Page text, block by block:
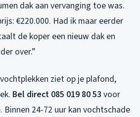
dak aan vervanging toe was.
€220.000. Had ik maar eerder
de koper een nieuw dak en
over.”
ziet op je plafond,
Bel direct 085 019 80 53 voor
24-72 uur kan vochtschade